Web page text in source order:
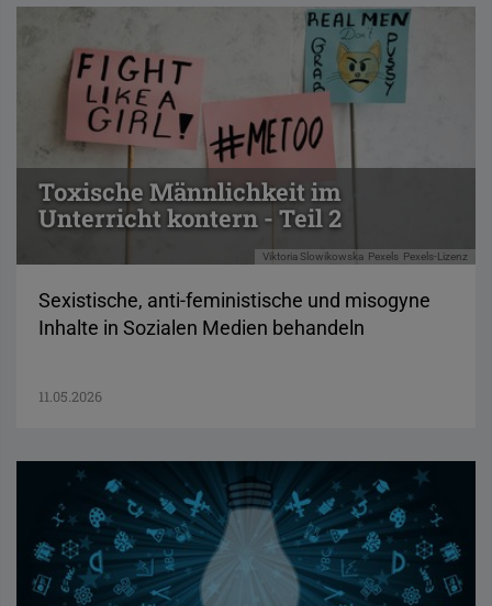
Viktoria Slowikowska Pexels Pexels-Lizenz
Toxische Männlichkeit im
Unterricht kontern - Teil 2
Sexistische, anti-feministische und misogyne
Inhalte in Sozialen Medien behandeln
11.05.2026